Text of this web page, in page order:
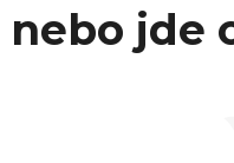
nebo jde